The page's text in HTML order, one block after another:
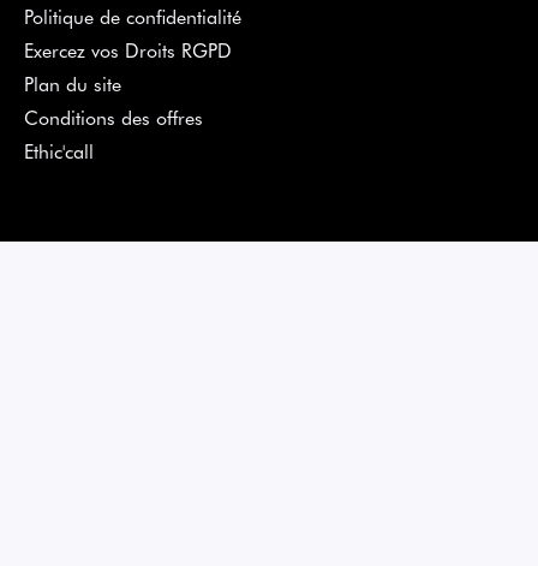
Politique de confidentialité
Exercez vos Droits RGPD
Plan du site
Conditions des offres
Ethic'call